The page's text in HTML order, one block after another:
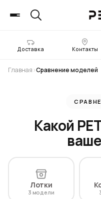
Доставка Контакты
Главная ›Сравнение моделей
Какой
Лотки
3